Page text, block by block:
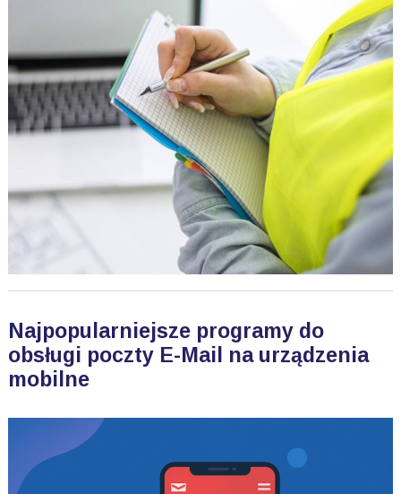
Najpopularniejsze programy do
obsługi poczty E-Mail na urządzenia
mobilne